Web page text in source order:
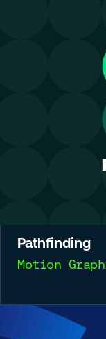
Pathfinding
Motion